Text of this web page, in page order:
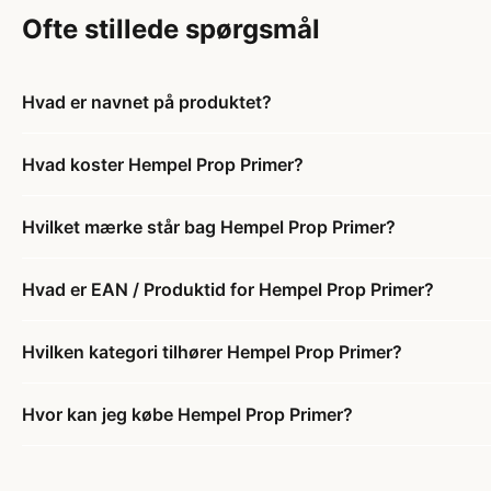
Ofte stillede spørgsmål
Hvad er navnet på produktet?
Hvad koster Hempel Prop Primer?
Hvilket mærke står bag Hempel Prop Primer?
Hvad er EAN / Produktid for Hempel Prop Primer?
Hvilken kategori tilhører Hempel Prop Primer?
Hvor kan jeg købe Hempel Prop Primer?